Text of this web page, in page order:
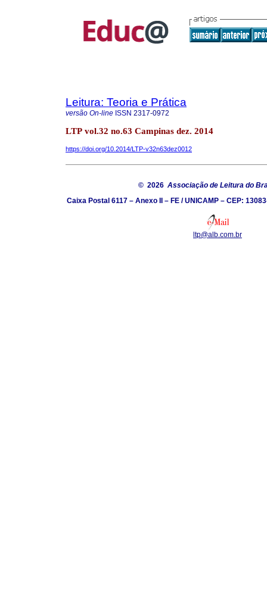
Leitura: Teoria e Prática
versão On-line ISSN 2317-0972
LTP vol.32 no.63 Campinas dez. 2014
https://doi.org/10.2014/LTP-v32n63dez0012
© 2026 Associação de Leitura do
Caixa Postal 6117 – Anexo II – FE / UNICAMP – CEP:
ltp@alb.com.br